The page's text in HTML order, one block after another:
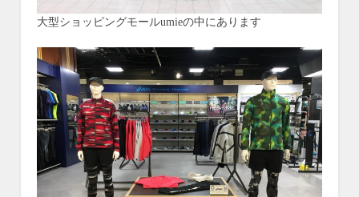
大型ショッピングモールumieの中にあります